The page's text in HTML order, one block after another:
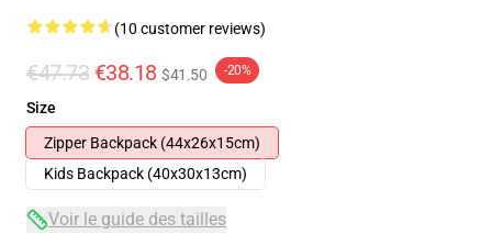
(10 customer reviews)
€47.73 €38.18 $41.50 -20%
Size
Zipper Backpack (44x26x15cm)
Kids Backpack (40x30x13cm)
Voir le guide des tailles